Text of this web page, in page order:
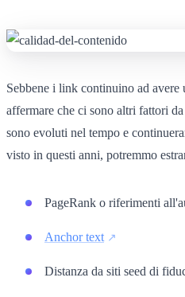
Sebbene i link continuino ad avere
affermare che ci sono altri fattori
sono evoluti nel tempo e
visto in questi anni, potremmo
PageRank o riferimenti
Anchor text
Distanza da siti seed di